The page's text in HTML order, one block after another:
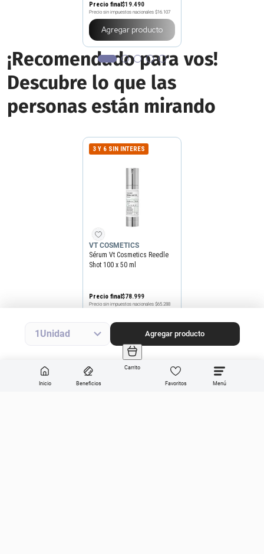
Inicio Beneficios
Carrito
Favoritos
1 Agregar producto
Precio final$19.490
Precio sin impuestos nacionales $16.107
Agregar producto
¡Recomendado para vos!
Descubre lo que las
personas están mirando
3 Y 6 SIN INTERES
VT COSMETICS
Sérum Vt Cosmetics Reedle
Shot 100 x 50 ml
Precio final$78.999
Precio sin impuestos nacionales $65.288
Agregar producto